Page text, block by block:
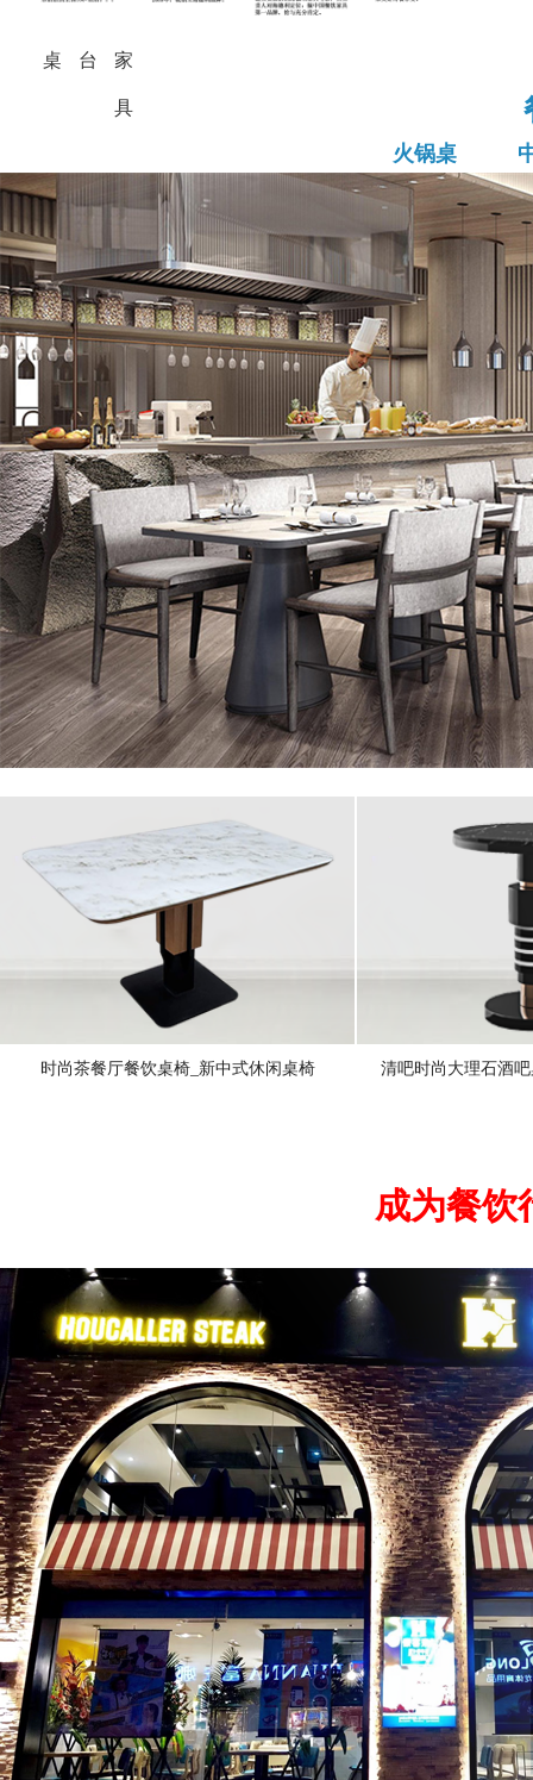
桌 台 家
具
火锅桌
时尚茶餐厅餐饮桌椅_新中式休闲桌椅 清吧时尚大理石酒
成为餐饮